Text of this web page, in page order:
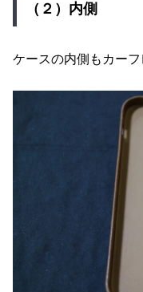
（２）内側
ケースの内側もカーフ